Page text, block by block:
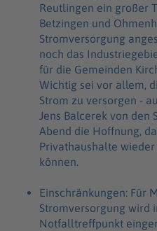
Reutlingen ein großer
Betzingen und
Stromversorgung
noch das
für die Gemeinden
Wichtig sei vor allem,
Strom zu versorgen -
Jens Balcerek von den
Abend die Hoffnung,
Privathaushalte
können.
Einschränkungen: Für
Stromversorgung wird
Notfalltreffpunkt